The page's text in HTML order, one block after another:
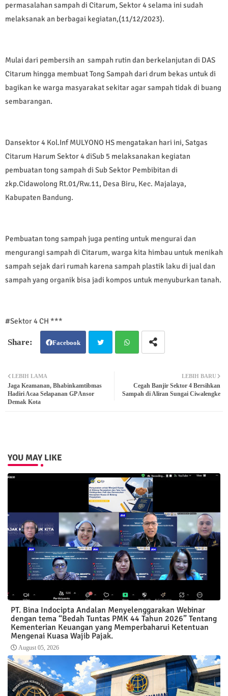
permasalahan sampah di Citarum, Sektor 4 selama ini sudah
melaksanak an berbagai kegiatan,(11/12/2023).
Mulai dari pembersih an sampah rutin dan berkelanjutan di DAS
Citarum hingga membuat Tong Sampah dari drum bekas untuk di
bagikan ke warga masyarakat sekitar agar sampah tidak di buang
sembarangan.
Dansektor 4 Kol.Inf MULYONO HS mengatakan hari ini, Satgas
Citarum Harum Sektor 4 diSub 5 melaksanakan kegiatan
pembuatan tong sampah di Sub Sektor Pembibitan di
zkp.Cidawolong Rt.01/Rw.11, Desa Biru, Kec. Majalaya,
Kabupaten Bandung.
Pembuatan tong sampah juga penting untuk mengurai dan
mengurangi sampah di Citarum, warga kita himbau untuk menikah
sampah sejak dari rumah karena sampah plastik laku di jual dan
sampah yang organik bisa jadi kompos untuk menyuburkan tanah.
#Sektor 4 CH ***
Facebook
ter
LEBIH BARU
Cegah Banjir Sektor 4 Bersihkan
Sampah di Aliran Sungai Ciwalengke
LEBIH LAMA
Jaga Keamanan, Bhabinkamtibmas
Hadiri Acaa Selapanan GP Ansor
Demak Kota
YOU MAY LIKE
PT. Bina Indocipta Andalan Menyelenggarakan Webinar
dengan tema “Bedah Tuntas PMK 44 Tahun 2026” Tentang
Kementerian Keuangan yang Memperbaharui Ketentuan
Mengenai Kuasa Wajib Pajak.
August 05, 2026